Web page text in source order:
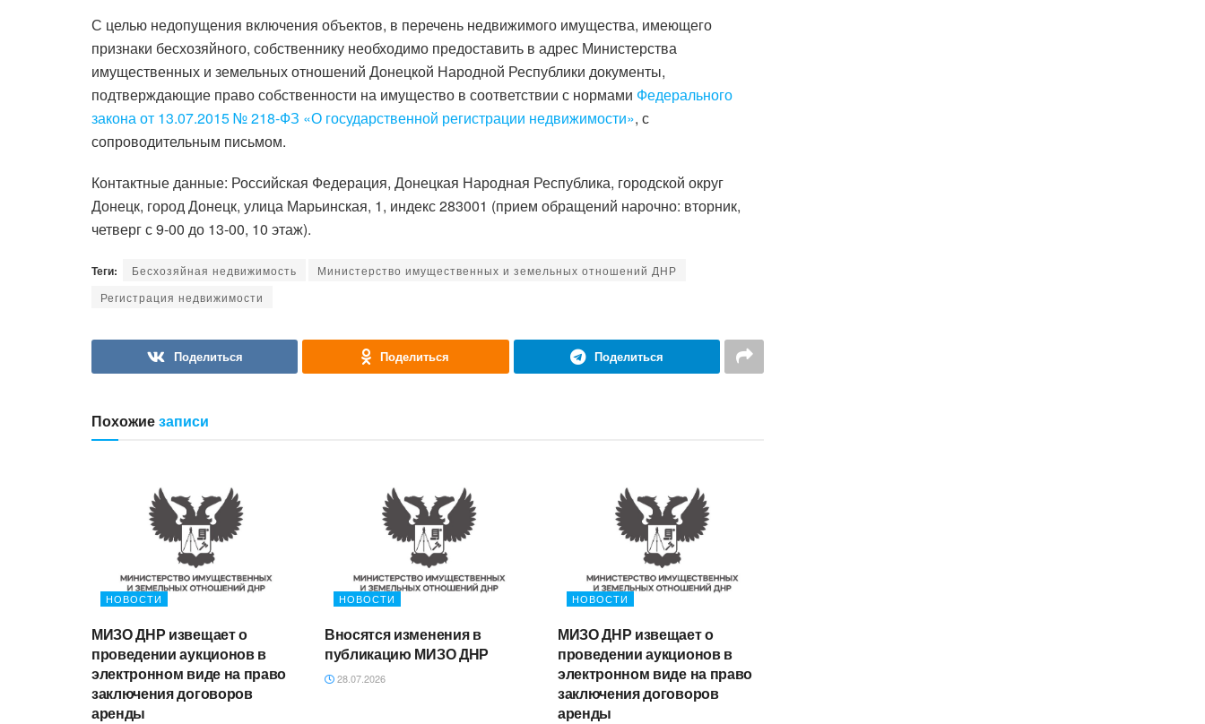
С целью недопущения включения объектов, в перечень недвижимого имущества, имеющего
признаки бесхозяйного, собственнику необходимо предоставить в адрес Министерства
имущественных и земельных отношений Донецкой Народной Республики документы,
подтверждающие право собственности на имущество в соответствии с нормами Федерального
закона от 13.07.2015 № 218-ФЗ «О государственной регистрации недвижимости», с
сопроводительным письмом.
Контактные данные: Российская Федерация, Донецкая Народная Республика, городской округ
Донецк, город Донецк, улица Марьинская, 1, индекс 283001 (прием обращений нарочно: вторник,
четверг с 9-00 до 13-00, 10 этаж).
Теги: Бесхозяйная недвижимость
Министерство имущественных и земельных отношений ДНР
Регистрация недвижимости
Поделиться Поделиться Поделиться
Похожиезаписи
НОВОСТИ
МИЗО ДНР извещает о
проведении аукционов в
электронном виде на право
заключения договоров
аренды
НОВОСТИ
Вносятся изменения в
публикацию МИЗО ДНР
28.07.2026
НОВОСТИ
МИЗО ДНР извещает о
проведении аукционов в
электронном виде на право
заключения договоров
аренды